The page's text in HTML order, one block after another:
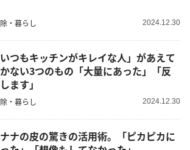
・暮らし 2024.12.30
いつもキッチンがキレイな人」があえて
ない3つのもの「大量にあった」「反
ます」
・暮らし 2024.12.30
ナの皮の驚きの活用術。「ピカピカに